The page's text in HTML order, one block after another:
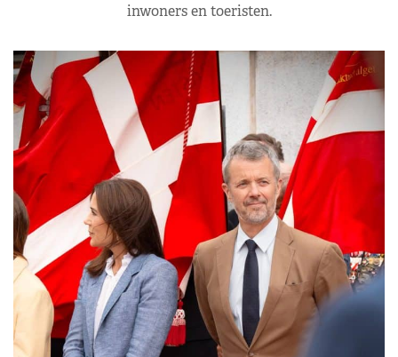
inwoners en toeristen.